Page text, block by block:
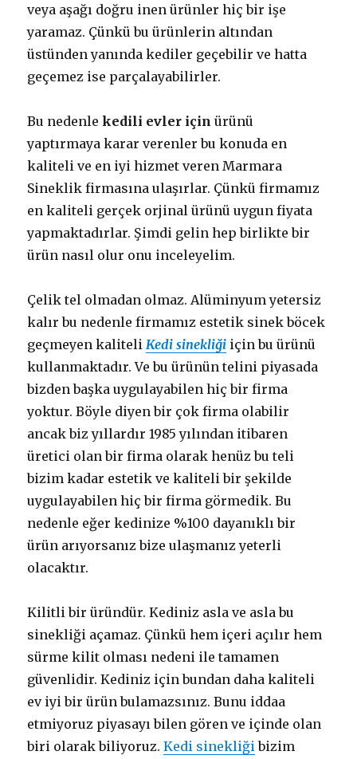
veya aşağı doğru inen ürünler hiç bir işe
yaramaz. Çünkü bu ürünlerin altından
üstünden yanında kediler geçebilir ve hatta
geçemez ise parçalayabilirler.
Bu nedenlekedili evler için ürünü
yaptırmaya karar verenler bu konuda en
kaliteli ve en iyi hizmet veren Marmara
Sineklik firmasına ulaşırlar. Çünkü firmamız
en kaliteli gerçek orjinal ürünü uygun fiyata
yapmaktadırlar. Şimdi gelin hep birlikte bir
ürün nasıl olur onu inceleyelim.
Çelik tel olmadan olmaz. Alüminyum yetersiz
kalır bu nedenle firmamız estetik sinek böcek
geçmeyen kaliteli Kedi sinekliği için bu ürünü
kullanmaktadır. Ve bu ürünün telini piyasada
bizden başka uygulayabilen hiç bir firma
yoktur. Böyle diyen bir çok firma olabilir
ancak biz yıllardır 1985 yılından itibaren
üretici olan bir firma olarak henüz bu teli
bizim kadar estetik ve kaliteli bir şekilde
uygulayabilen hiç bir firma görmedik. Bu
nedenle eğer kedinize %100 dayanıklı bir
ürün arıyorsanız bize ulaşmanız yeterli
olacaktır.
Kilitli bir üründür. Kediniz asla ve asla bu
sinekliği açamaz. Çünkü hem içeri açılır hem
sürme kilit olması nedeni ile tamamen
güvenlidir. Kediniz için bundan daha kaliteli
ev iyi bir ürün bulamazsınız. Bunu iddaa
etmiyoruz piyasayı bilen gören ve içinde olan
biri olarak biliyoruz.Kedi sinekliği bizim